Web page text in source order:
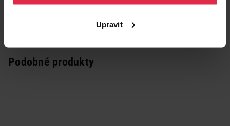
Upravit
Podobné produkty